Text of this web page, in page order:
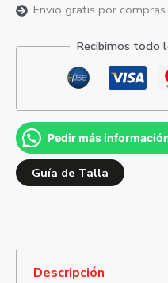
Envio gratis por
Recibimos todo
Pedir más
Guía de Talla
Descripción